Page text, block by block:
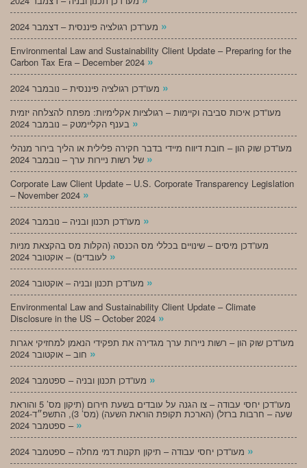
»
Environmental Law and Sustainability Client Update – Preparing for the
Carbon Tax Era – December 2024 »
»
מעו”דכן איכות סביבה וקיימות – רגולציות אקלימיות: מפתח להצלחה יזמית
»
מעו”דכן שוק הון – חובת דיווח מיידי בדבר חקירה פלילית או הליך בירור מנהלי
»
Corporate Law Client Update – U.S. Corporate Transparency Legislation
– November 2024 »
»
מעו”דכן מיסים – שינויים בכללי מס הכנסה (הקלות מס בהקצאת מניות
»
»
Environmental Law and Sustainability Client Update – Climate
Disclosure in the US – October 2024 »
מעו”דכן שוק הון – רשות ניירות ערך מגדירה את תפקידי הנאמן למחזיקי אגרות
»
»
מעו”דכן יחסי עבודה – צו הגנה על עובדים בשעת חירום (תיקון מס’ 5 והוראת
שעה – חרבות ברזל) (הארכת תקופת הוראת השעה) (מס’ 3), התשפ״ד-2024
– ספטמבר 2024 »
»